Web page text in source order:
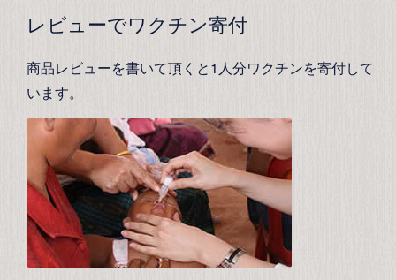
レビューでワクチン寄付
商品レビューを書いて頂くと1人分ワクチンを寄付して
います。